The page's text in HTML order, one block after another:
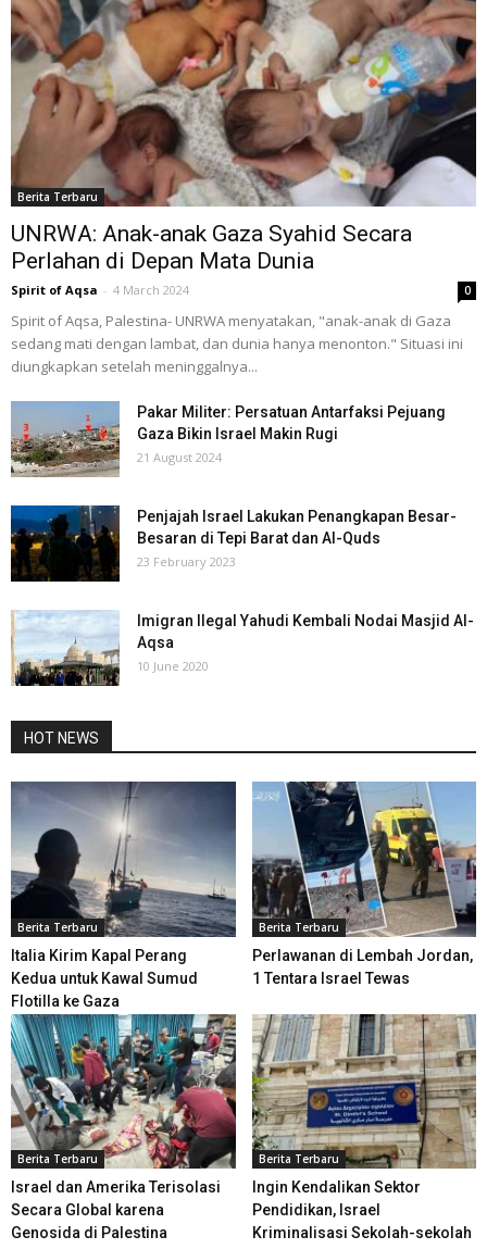
Berita Terbaru
UNRWA: Anak-anak Gaza Syahid Secara
Perlahan di Depan Mata Dunia
Spirit of Aqsa - 4 March 2024 0
Spirit of Aqsa, Palestina- UNRWA menyatakan, "anak-anak di Gaza
sedang mati dengan lambat, dan dunia hanya menonton." Situasi ini
diungkapkan setelah meninggalnya...
Pakar Militer: Persatuan Antarfaksi Pejuang
Gaza Bikin Israel Makin Rugi
21 August 2024
Penjajah Israel Lakukan Penangkapan Besar-
Besaran di Tepi Barat dan Al-Quds
23 February 2023
Imigran Ilegal Yahudi Kembali Nodai Masjid Al-
Aqsa
10 June 2020
HOT NEWS
Berita Terbaru
Italia Kirim Kapal Perang
Kedua untuk Kawal Sumud
Flotilla ke Gaza
Berita Terbaru
Perlawanan di Lembah Jordan,
1 Tentara Israel Tewas
Berita Terbaru
Israel dan Amerika Terisolasi
Secara Global karena
Genosida di Palestina
Berita Terbaru
Ingin Kendalikan Sektor
Pendidikan, Israel
Kriminalisasi Sekolah-sekolah